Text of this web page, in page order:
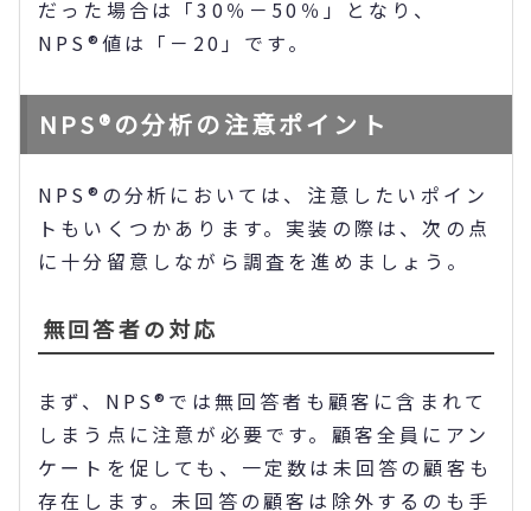
だった場合は「30％－50％」となり、
NPS®値は「－20」です。
NPS®の分析の注意ポイント
NPS®の分析においては、注意したいポイン
トもいくつかあります。実装の際は、次の点
に十分留意しながら調査を進めましょう。
無回答者の対応
まず、NPS®では無回答者も顧客に含まれて
しまう点に注意が必要です。顧客全員にアン
ケートを促しても、一定数は未回答の顧客も
存在します。未回答の顧客は除外するのも手